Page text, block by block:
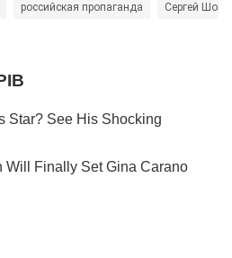
российская пропаганда Сергей